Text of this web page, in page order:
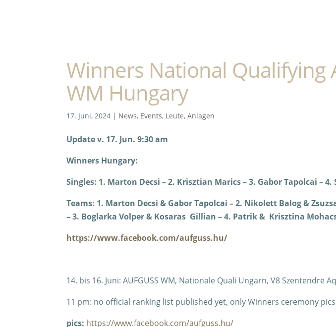
Winners National Qualifying
WM Hungary
17. Juni, 2024 | News, Events, Leute,Anlagen
Update v. 17. Jun. 9:30 am
Winners Hungary:
Singles: 1. Marton Decsi – 2. Krisztian Marics – 3. Gabor Tapolcai – 4.
Teams: 1. Marton Decsi & Gabor Tapolcai – 2. Nikolett Balog &
– 3. Boglarka Volper & Kosaras Gillian – 4. Patrik & Krisztina
https://www.facebook.com/aufguss.hu/
14. bis 16. Juni: AUFGUSS WM, Nationale Quali Ungarn, V8 Szentendre
11 pm: no official ranking list published yet, only Winners ceremony pics
pics: https://www.facebook.com/aufguss.hu/